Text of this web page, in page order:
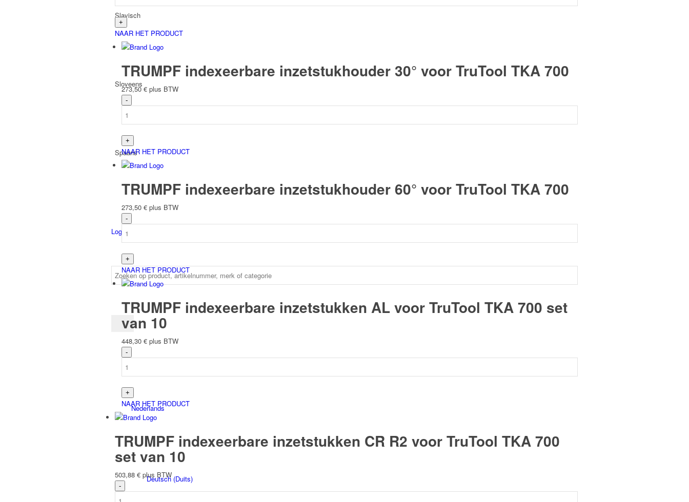
Slavisch
Sloveens
Spaans
Login
Nederlands
Deutsch (Duits)
NAAR HET PRODUCT
TRUMPF indexeerbare inzetstukhouder 30° voor TruTool TKA 700
273,50€ plus BTW
NAAR HET PRODUCT
TRUMPF indexeerbare inzetstukhouder 60° voor TruTool TKA 700
273,50 € plus BTW
NAAR HET PRODUCT
TRUMPF indexeerbare inzetstukken AL voor TruTool TKA 700 set
van 10
448,30 € plus BTW
NAAR HET PRODUCT
TRUMPF indexeerbare inzetstukken CR R2 voor TruTool TKA 700
set van 10
503,88 € plus BTW